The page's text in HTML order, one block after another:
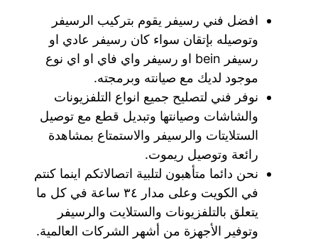
افضل فني رسيفر يقوم بتركيب الرسيفر
وتوصيله بإتقان سواء كان رسيفر عادي او
رسيفر bein او رسيفر واي فاي او اي نوع
موجود لديك مع صيانته وبرمجته.
نوفر فني لتصليح جميع انواع التلفزيونات
والشاشات وصيانتها وتبديل قطع مع توصيل
الستلايتات والرسيفر والاستمتاع بمشاهدة
رائعة وتوصيل ريموت.
نحن دائما متأهبون لتلبية اتصالاتكم اينما كنتم
في الكويت وعلى مدار ٣٤ ساعة في كل ما
يتعلق بالتلفزيونات والستلايت والرسيفر
وتوفير الأجهزة من أشهر الشركات العالمية.